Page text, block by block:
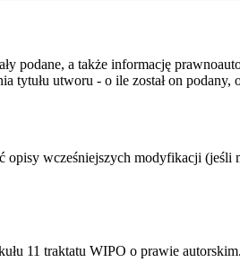
podane, a także informację
tytułu utworu - o ile został on podany,
wcześniejszych modyfikacji (jeśli
11 traktatu WIPO o prawie autorskim.